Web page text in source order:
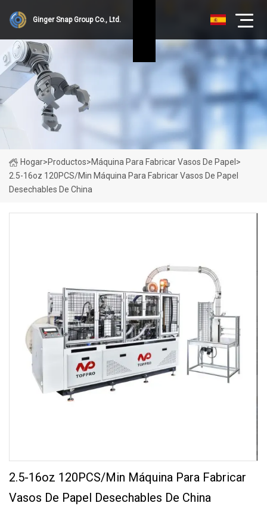
Ginger Snap Group Co., Ltd.
Hogar>Productos>Máquina Para Fabricar Vasos De Papel >
2.5-16oz 120PCS/Min Máquina Para Fabricar Vasos De Papel
Desechables De China
2.5-16oz 120PCS/Min Máquina Para Fabricar
Vasos De Papel Desechables De China